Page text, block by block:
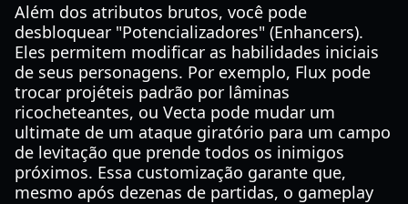
Além dos atributos brutos, você pode
desbloquear "Potencializadores" (Enhancers).
Eles permitem modificar as habilidades iniciais
de seus personagens. Por exemplo, Flux pode
trocar projéteis padrão por lâminas
ricocheteantes, ou Vecta pode mudar um
ultimate de um ataque giratório para um campo
de levitação que prende todos os inimigos
próximos. Essa customização garante que,
mesmo após dezenas de partidas, o gameplay